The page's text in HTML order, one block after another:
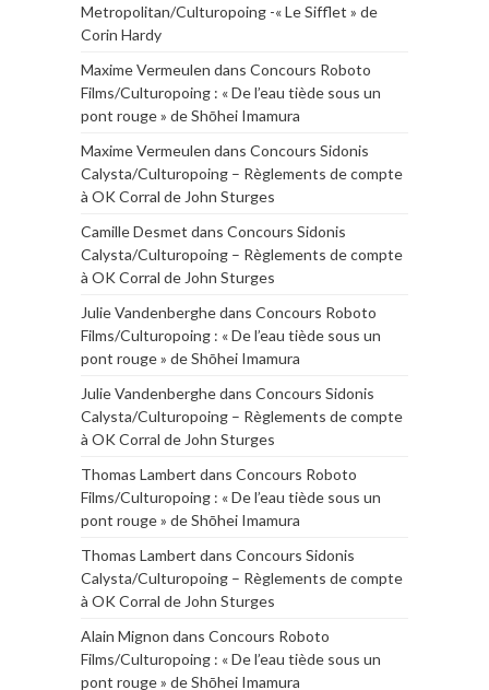
Metropolitan/Culturopoing -« Le Sifflet » de
Corin Hardy
Maxime Vermeulen dans Concours Roboto
Films/Culturopoing : « De l’eau tiède sous un
pont rouge » de Shōhei Imamura
Maxime Vermeulen dans Concours Sidonis
Calysta/Culturopoing – Règlements de compte
à OK Corral de John Sturges
Camille Desmet dans Concours Sidonis
Calysta/Culturopoing – Règlements de compte
à OK Corral de John Sturges
Julie Vandenberghedans Concours Roboto
Films/Culturopoing : « De l’eau tiède sous un
pont rouge » de Shōhei Imamura
Julie Vandenberghedans Concours Sidonis
Calysta/Culturopoing – Règlements de compte
à OK Corral de John Sturges
Thomas Lambert dans Concours Roboto
Films/Culturopoing : « De l’eau tiède sous un
pont rouge » de Shōhei Imamura
Thomas Lambert dans Concours Sidonis
Calysta/Culturopoing – Règlements de compte
à OK Corral de John Sturges
Alain Mignon dans Concours Roboto
Films/Culturopoing : « De l’eau tiède sous un
pont rouge » de Shōhei Imamura